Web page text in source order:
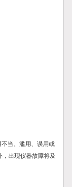
当、滥用、误用或
出现仪器故障将及